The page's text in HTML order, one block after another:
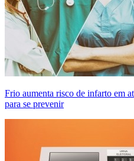
Frio aumenta risco de infarto em
para se prevenir